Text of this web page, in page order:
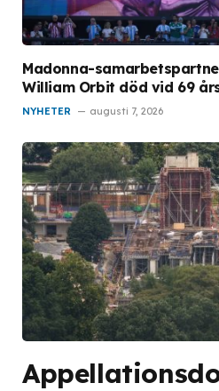
Madonna-
William Orbit död vid 69
NYHETER augusti 7, 2026